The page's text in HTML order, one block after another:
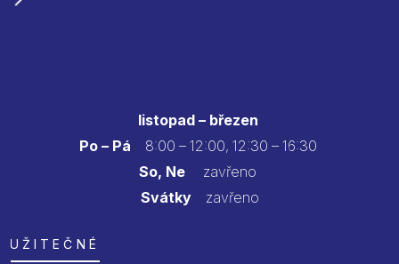
listopad – březen
Po – Pá 8:00 – 12:00, 12:30 – 16:30
So, Ne zavřeno
Svátkyzavřeno
UŽITEČNÉ